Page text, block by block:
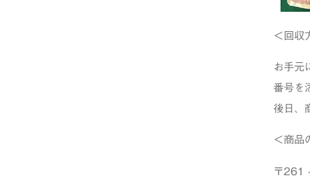
＜回収
お手元
番号を
後日、
＜商品
〒261